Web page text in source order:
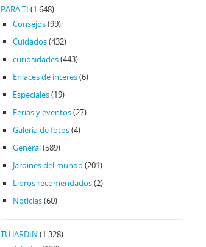
PARA TI (1.648)
Consejos(99)
Cuidados(432)
curiosidades(443)
Enlaces de interes(6)
Especiales(19)
Ferias y eventos(27)
Galeria de fotos(4)
General(589)
Jardines del mundo (201)
Libros recomendados(2)
Noticias(60)
TU JARDIN (1.328)